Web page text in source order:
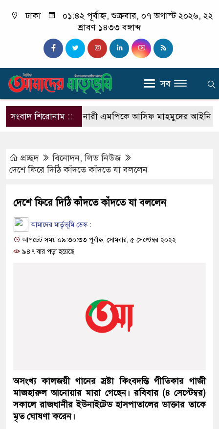
ঢাকা
০১:৪২ পূর্বাহ্ন, শুক্রবার, ০৭ অগাস্ট ২০২৬, ২২
শ্রাবণ ১৪৩৩ বঙ্গাব্দ
সব
সংবাদ শিরোনাম ::
বিএনপির নারী এমপিকে আসিফ মাহমুদের আইনি নোটিশ
প্রচ্ছদ বিনোদন,লিড নিউজ
দেশে ফিরে দিঠি কাঁদতে কাঁদতে যা বললেন
দেশে ফিরে দিঠি কাঁদতে কাঁদতে যা বললেন
আমাদের মার্তৃভূমি ডেস্ক :
আপডেট সময় ০৯:৩০:৩৩ পূর্বাহ্ন, সোমবার, ৫ সেপ্টেম্বর ২০২২
৯৪৭ বার পড়া হয়েছে
অসংখ্য কালজয়ী গানের স্রষ্টা কিংবদন্তি গীতিকার গাজী
মাজহারুল আনোয়ার মারা গেছেন। রবিবার (৪ সেপ্টেম্বর)
সকালে রাজধানীর ইউনাইটেড হাসপাতালের ডাক্তার তাকে
মৃত ঘোষণা করেন।